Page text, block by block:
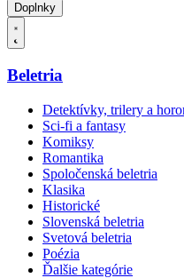
Doplnky
Beletria
Detektívky, trilery a
Sci-fi a fantasy
Komiksy
Romantika
Spoločenská beletria
Klasika
Historické
Slovenská beletria
Svetová beletria
Poézia
Ďalšie kategórie